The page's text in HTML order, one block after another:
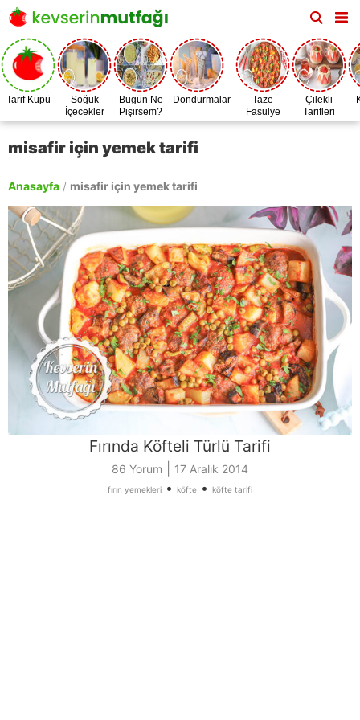
Tarif Küpü
Soğuk
İçecekler
Bugün Ne
Pişirsem?
Dondurmalar
Taze
Fasulye
Zamanı
Çilekli
Tarifleri
misafir için yemek tarifi
Anasayfa / misafir için yemek tarifi
Fırında Köfteli Türlü Tarifi
86 Yorum 17 Aralık 2014
fırın yemekleri • köfte • köfte tarifi